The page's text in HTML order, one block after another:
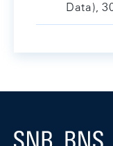
Data),
Logo